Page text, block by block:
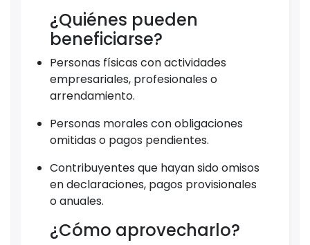
¿Quiénes pueden
beneficiarse?
Personas físicas con actividades
empresariales, profesionales o
arrendamiento.
Personas morales con obligaciones
omitidas o pagos pendientes.
Contribuyentes que hayan sido omisos
en declaraciones, pagos provisionales
o anuales.
¿Cómo aprovecharlo?